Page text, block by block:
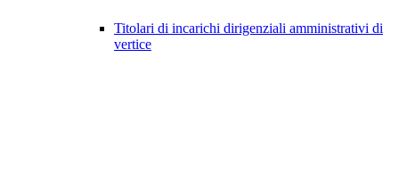
Titolari di incarichi dirigenziali amministrativi di
vertice